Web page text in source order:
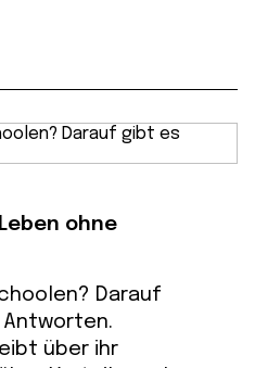
ohne
Darauf
über ihr